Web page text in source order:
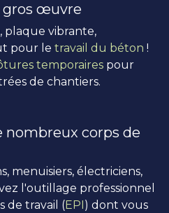
œuvre
, plaque vibrante,
pour le travail du béton !
temporaires pour
de chantiers.
nombreux corps de
menuisiers, électriciens,
l'outillage professionnel
de travail (EPI ) dont vous